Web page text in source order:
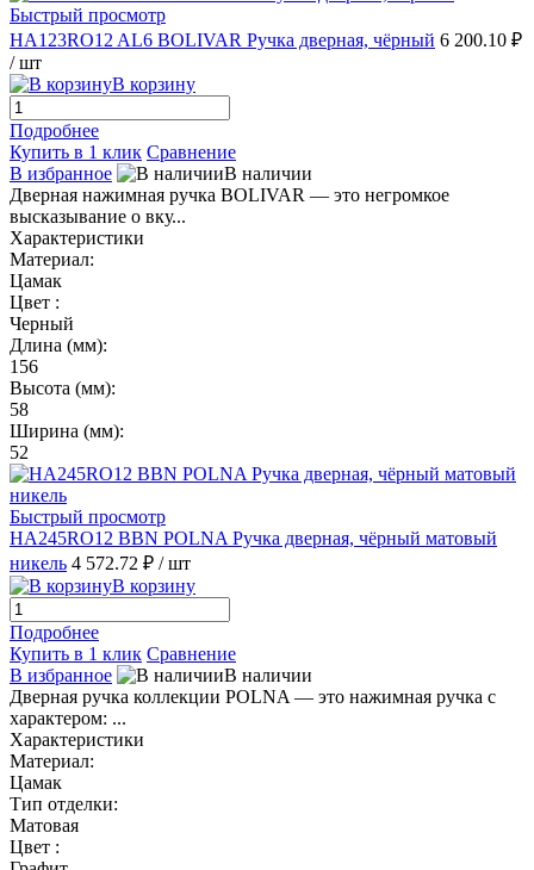
Быстрый просмотр
HA123RO12 AL6 BOLIVAR Ручка дверная, чёрный 6 200.10 ₽
/ шт
В корзину
Подробнее
Купить в 1 клик Сравнение
В избранное
В наличии
Дверная нажимная ручка BOLIVAR — это негромкое
высказывание о вку...
Характеристики
Материал:
Цамак
Цвет :
Черный
Длина (мм):
156
Высота (мм):
58
Ширина (мм):
52
Быстрый просмотр
HA245RO12 BBN POLNA Ручка дверная, чёрный матовый
никель 4 572.72 ₽ / шт
В корзину
Подробнее
Купить в 1 клик Сравнение
В избранное
В наличии
Дверная ручка коллекции POLNA — это нажимная ручка с
характером: ...
Характеристики
Материал:
Цамак
Тип отделки:
Матовая
Цвет :